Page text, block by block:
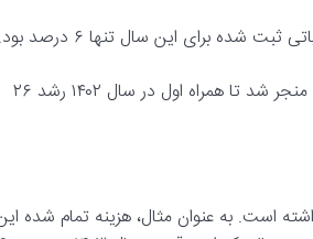
افزایش ۳۴ درصدی تعرفه بسته‌های اینترنتی در دی‌ماه ۱۴۰۲ و تثبیت نسبی استفاده از اینترنت منجر شد تا همراه اول در سال ۱۴۰۲ رشد ۲۶
و عمومی همراه اول در بازه زمانی ۱۳۹۹ تا ۱۴۰۳ رشدی معادل ۳.۱ برابر داشته است. به عنوان مثال، هزینه تمام شده